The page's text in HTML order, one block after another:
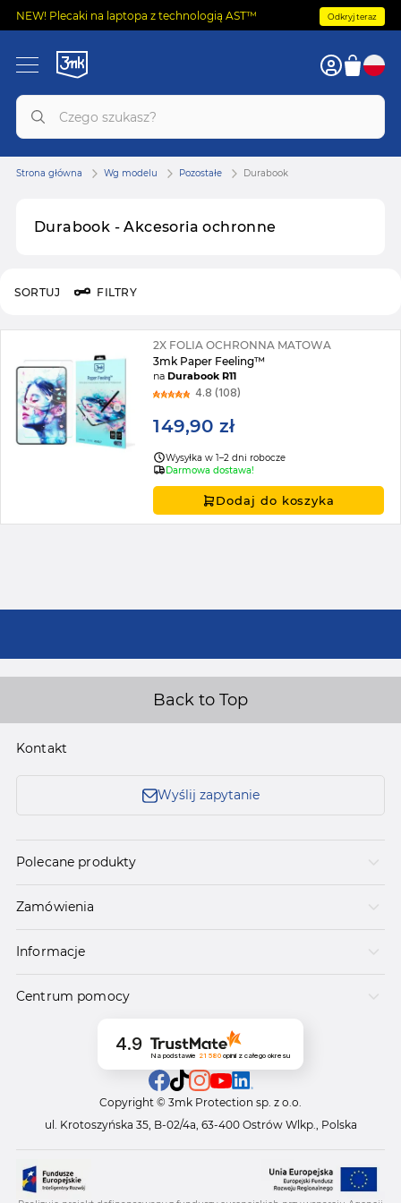
NEW! Plecaki na laptopa z technologią AST™ Odkryj teraz
Durabook - Akcesoria ochronne
Strona główna Wg modelu Pozostałe Durabook
FILTRY
SORTUJ
2X FOLIA OCHRONNA MATOWA
3mk Paper Feeling™
naDurabook R11
4.8 (108)
149,90 zł
Wysyłka w 1–2 dni robocze
Darmowa dostawa!
Dodaj do koszyka
Back to Top
Kontakt
Wyślij zapytanie
Polecane produkty
Zamówienia
Informacje
Centrum pomocy
4.9
Na podstawie 21 580opinii z całego okresu
Copyright © 3mk Protection sp. z o.o.
ul. Krotoszyńska 35, B-02/4a, 63-400 Ostrów Wlkp., Polska